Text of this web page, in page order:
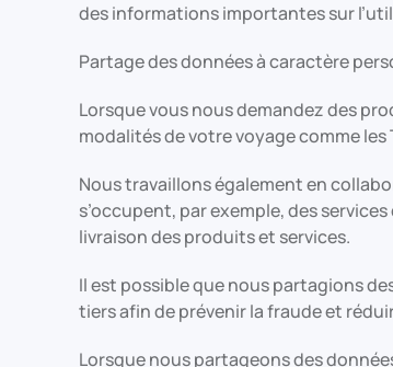
des informations importantes sur
Partage des données à caractère
Lorsque vous nous demandez des
modalités de votre voyage comme
Nous travaillons également en
s’occupent, par exemple, des
livraison des produits et services.
Il est possible que nous partagions
tiers afin de prévenir la fraude et
Lorsque nous partageons des